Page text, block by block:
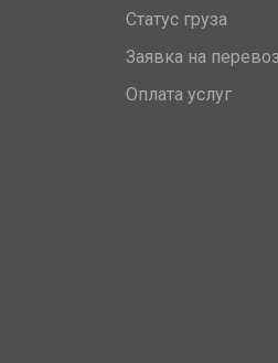
Статус груза
Заявка на
Оплата услуг